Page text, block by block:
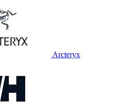
Arcteryx